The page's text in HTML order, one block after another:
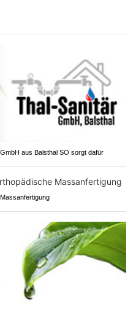
aus Balsthal SO sorgt dafür